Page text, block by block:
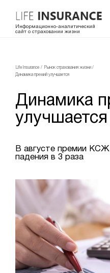
Информационно-аналитический
сайт о страховании жизни
LifeInsurance / Рынок страхования жизни /
Динамика премий улучшается
Динамика
улучшается
В августе премии
падения в 3 раза